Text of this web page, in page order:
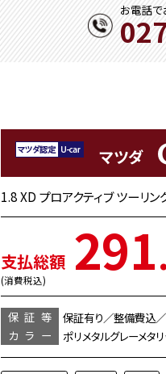
お電話
マツダ
1.8 XD プロアクティブ ツーリ
支払総額
(消費税込) 291
保証等 保証有り／整備費込
カラー
ポリメタルグレーメタ